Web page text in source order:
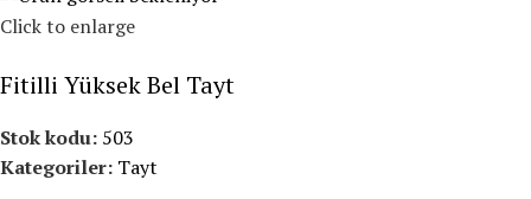
Click to enlarge
Fitilli Yüksek Bel Tayt
Stok kodu: 503
Kategoriler: Tayt